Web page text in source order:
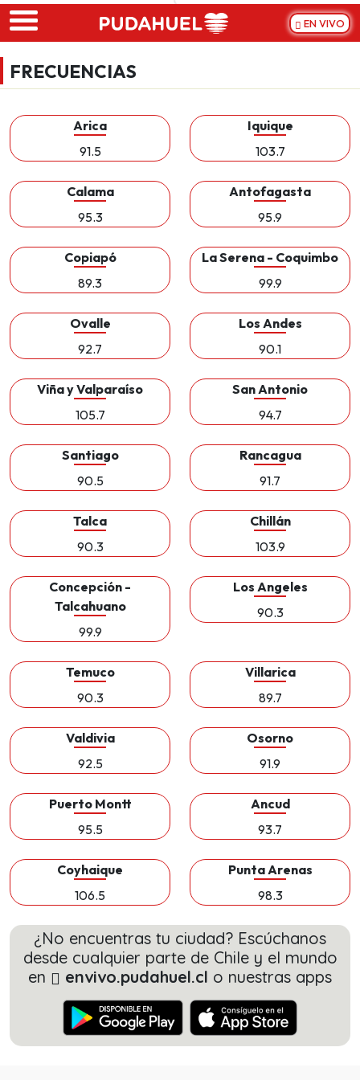
Skip to main content
EN VIVO
FRECUENCIAS
Arica
91.5
Iquique
103.7
Calama
95.3
Antofagasta
95.9
Copiapó
89.3
La Serena - Coquimbo
99.9
Ovalle
92.7
Los Andes
90.1
Viña y Valparaíso
105.7
San Antonio
94.7
Santiago
90.5
Rancagua
91.7
Talca
90.3
Chillán
103.9
Concepción -
Talcahuano
99.9
Los Angeles
90.3
Temuco
90.3
Villarica
89.7
Valdivia
92.5
Osorno
91.9
Puerto Montt
95.5
Ancud
93.7
Coyhaique
106.5
Punta Arenas
98.3
¿No encuentras tu ciudad? Escúchanos
desde cualquier parte de Chile y el mundo
en
envivo.pudahuel.cl o nuestras apps